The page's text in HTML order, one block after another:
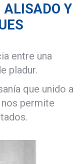
Y
entre una
pladur.
que unido a
permite